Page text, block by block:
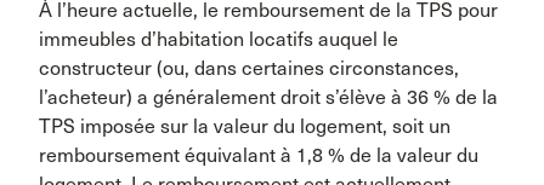
À l’heure actuelle, le remboursement de la TPS pour
immeubles d’habitation locatifs auquel le
constructeur (ou, dans certaines circonstances,
l’acheteur) a généralement droit s’élève à 36 % de la
TPS imposée sur la valeur du logement, soit un
remboursement équivalant à 1,8 % de la valeur du